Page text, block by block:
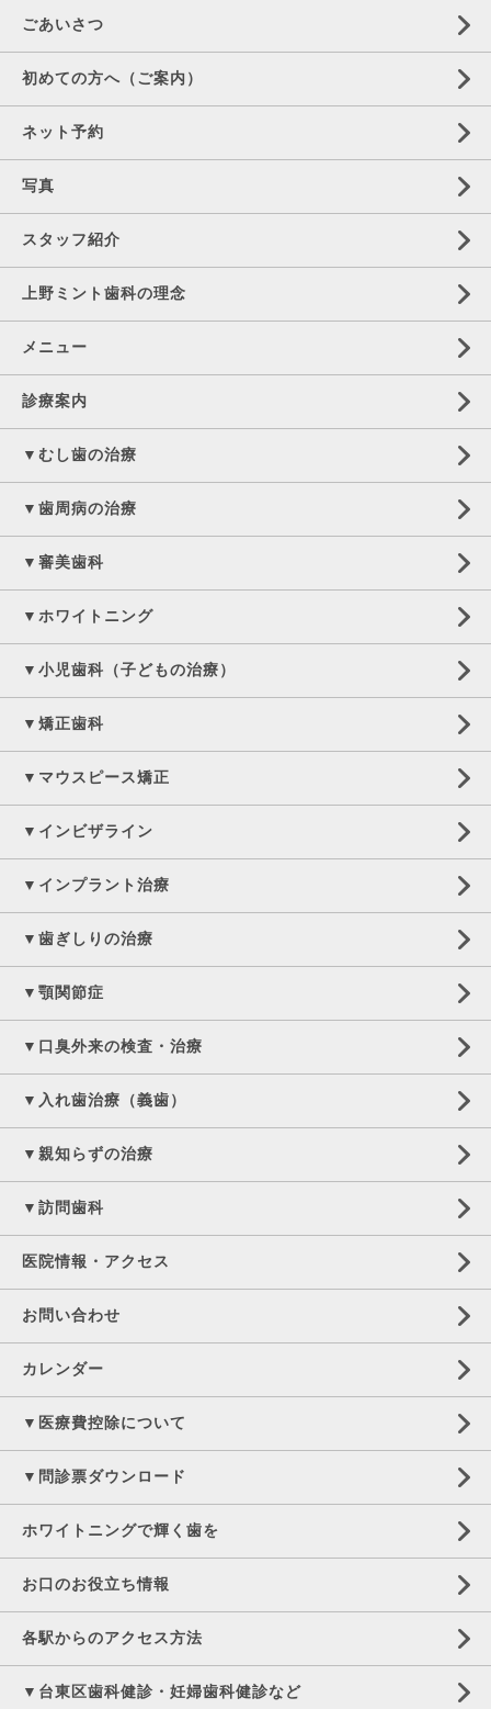
ごあいさつ
初めての方へ（ご案内）
ネット予約
写真
スタッフ紹介
上野ミント歯科の理念
メニュー
診療案内
▼むし歯の治療
▼歯周病の治療
▼審美歯科
▼ホワイトニング
▼小児歯科（子どもの治療）
▼矯正歯科
▼マウスピース矯正
▼インビザライン
▼インプラント治療
▼歯ぎしりの治療
▼顎関節症
▼口臭外来の検査・治療
▼入れ歯治療（義歯）
▼親知らずの治療
▼訪問歯科
医院情報・アクセス
お問い合わせ
カレンダー
▼医療費控除について
▼問診票ダウンロード
ホワイトニングで輝く歯を
お口のお役立ち情報
各駅からのアクセス方法
▼台東区歯科健診・妊婦歯科健診など